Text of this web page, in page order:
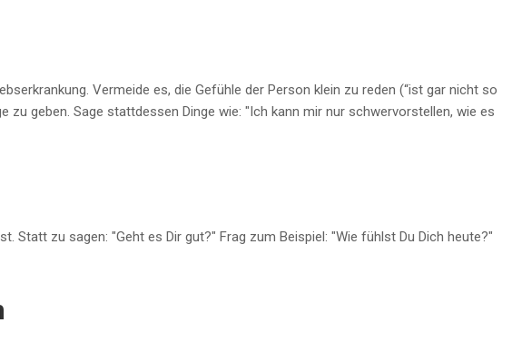
Vermeide es, die Gefühle der Person klein zu reden (“ist gar nicht so
zu geben. Sage stattdessen Dinge wie: "Ich kann mir nur schwervorstellen, wie es
Statt zu sagen: "Geht es Dir gut?" Frag zum Beispiel: "Wie fühlst Du Dich heute?"